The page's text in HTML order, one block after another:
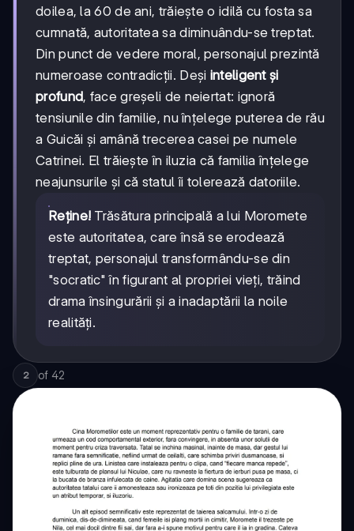
doilea, la 60 de ani, trăiește o idilă cu fosta sa
cumnată, autoritatea sa diminuându-se treptat.
Din punct de vedere moral, personajul prezintă
numeroase contradicții. Deși inteligent și
profund, face greșeli de neiertat: ignoră
tensiunile din familie, nu înțelege puterea de rău
a Guicăi și amână trecerea casei pe numele
Catrinei. El trăiește în iluzia că familia înțelege
neajunsurile și că statul îi tolerează datoriile.
Reține! Trăsătura principală a lui Moromete
este autoritatea, care însă se erodează
treptat, personajul transformându-se din
"socratic" în figurant al propriei vieți, trăind
drama însingurării și a inadaptării la noile
realități.
2 of 42